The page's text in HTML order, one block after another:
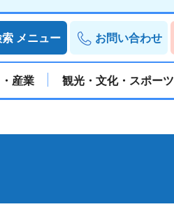
索 メニュー お問い合わせ
産業 観光・文化・スポーツ